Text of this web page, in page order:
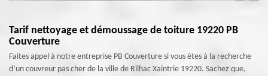
Tarif nettoyage et démoussage de toiture 19220 PB
Couverture
Faites appel à notre entreprise PB Couverture si vous êtes à la recherche
d’un couvreur pas cher de la ville de Rilhac Xaintrie 19220. Sachez que,